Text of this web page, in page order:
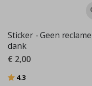
Sticker - Geen reclame
dank
€ 2,00
Beoordeling:
4.3